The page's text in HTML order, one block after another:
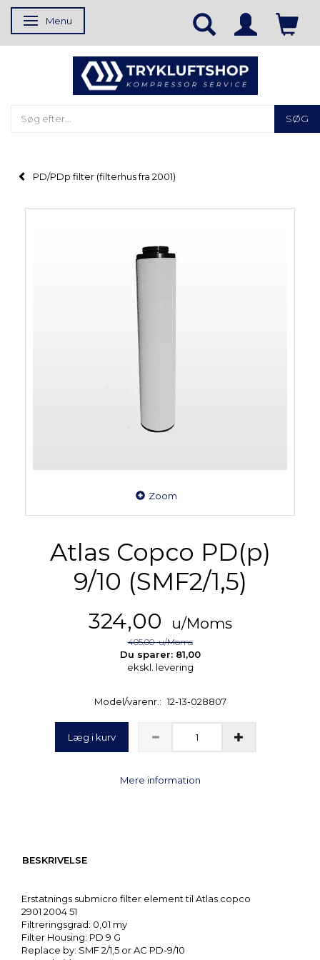
Skifte navigation
Menu
SØG
PD/PDp filter (filterhus fra 2001)
Zoom
Atlas Copco PD(p)
9/10 (SMF2/1,5)
324,00 u/Moms
405,00u/Moms
Du sparer: 81,00
ekskl. levering
Model/varenr.: 12-13-028807
Læg i kurv
Mere information
BESKRIVELSE
Erstatnings submicro filter element til Atlas copco
2901 2004 51
Filtreringsgrad: 0,01 my
Filter Housing: PD 9 G
Replace by: SMF 2/1,5 or AC PD-9/10